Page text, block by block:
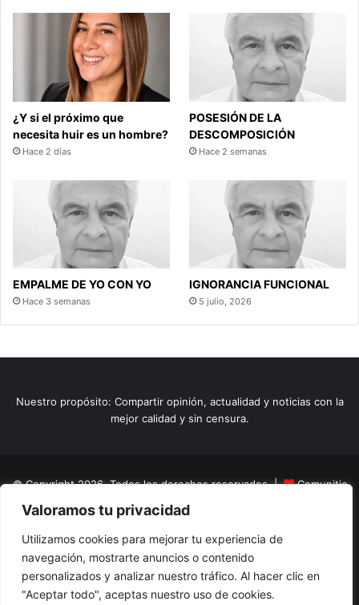
Valoramos tu privacidad
Utilizamos cookies para mejorar tu experiencia de
navegación, mostrarte anuncios o contenido
personalizados y analizar nuestro tráfico. Al hacer clic en
"Aceptar todo", aceptas nuestro uso de cookies.
¿Y si el próximo que
necesita huir es un hombre?
Hace 2 días
POSESIÓN DE LA
DESCOMPOSICIÓN
Hace 2 semanas
EMPALME DE YO CON YO
Hace 3 semanas
IGNORANCIA FUNCIONAL
5 julio, 2026
Nuestro propósito: Compartir opinión, actualidad y noticias con la
mejor calidad y sin censura.
© Copyright 2026, Todos los derechos reservados |
Comunitic
SAS BICNit 901228106
Home
Actualidad Variedades Opinion Turismo
El Tinteadero
Caricaturas Reportajes
FacebookYouTubeInstagram